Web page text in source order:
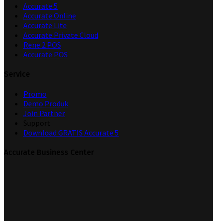
Accurate 5
Accurate Online
Accurate Lite
Accurate Private Cloud
Rene 2 POS
Accurate POS
Promo
Demo Produk
Join Partner
Download GRATIS Accurate 5